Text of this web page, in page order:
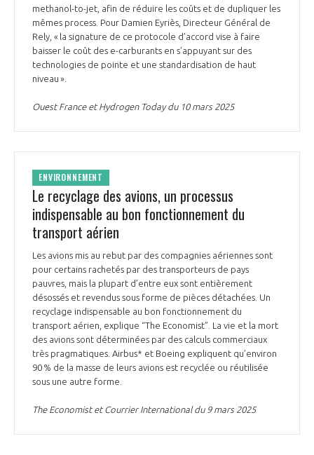
STARTAIR
COMMISSIONS ET COMITÉS
UN ÉCOSYSTÈME INTÉGRÉ ET COHÉRENT
POURQUOI DEVENIR MEMBRE ?
LA MÉDIATION DANS LA FILIÈRE AÉRONAUTIQUE ET SPATIALE
LE MÉDIATEUR DE LA FILIÈRE AÉRONAUTIQUE ET SPATIALE
MÉDIATION ET CHARTE D’ENGAGEMENT SUR LES RELATIONS ENTRE
PRENDRE CONTACT AVEC LE MÉDIATEUR DE LA FILIÈRE
LE SALON DU BOURGET
L'OBSERVATOIRE
CHIFFRES CLÉS
LES ENJEUX
COMPÉTITIVITÉ
EMPLOI & FORMATION
ENVIRONNEMENT
INNOVATION
INTERNATIONALISATION
LES PUBLICATIONS
DOCUMENTS & BROCHURES
RAPPORTS D'ACTIVITÉS
methanol-to-jet, afin de réduire les coûts et de dupliquer les
mêmes process. Pour Damien Eyriès, Directeur Général de
Rely, « la signature de ce protocole d’accord vise à faire
baisser le coût des e-carburants en s’appuyant sur des
technologies de pointe et une standardisation de haut
niveau ».
Ouest France et Hydrogen Today du 10 mars 2025
ENVIRONNEMENT
Le recyclage des avions, un processus
indispensable au bon fonctionnement du
transport aérien
Les avions mis au rebut par des compagnies aériennes sont
pour certains rachetés par des transporteurs de pays
pauvres, mais la plupart d’entre eux sont entièrement
désossés et revendus sous forme de pièces détachées. Un
recyclage indispensable au bon fonctionnement du
transport aérien, explique “The Economist”. La vie et la mort
des avions sont déterminées par des calculs commerciaux
très pragmatiques. Airbus* et Boeing expliquent qu’environ
90 % de la masse de leurs avions est recyclée ou réutilisée
sous une autre forme.
The Economist et Courrier International du 9 mars 2025
Découvrez les avantages d'adhérer au GIFAS.
Rencontres, salons, données sectorielles,
programmes ...